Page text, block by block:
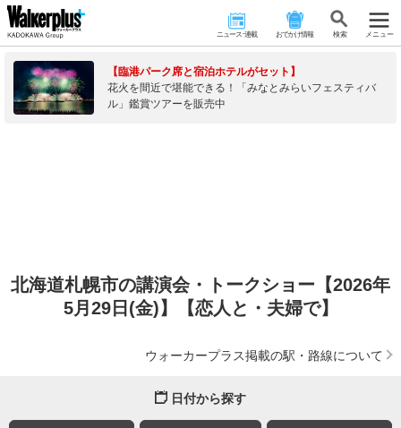
ニュース･連載 おでかけ情報 検 索 メニュー
【臨港パーク席と宿泊ホテルがセット】
花火を間近で堪能できる！「みなとみらいフェスティバ
ル」鑑賞ツアーを販売中
北海道札幌市の講演会・トークショー【2026年
5月29日(金)】【恋人と・夫婦で】
ウォーカープラス掲載の駅・路線について
日付から探す